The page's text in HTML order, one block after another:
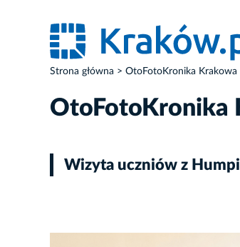
Strona główna OtoFotoKronika Krakowa
OtoFotoKronika
Wizyta uczniów z